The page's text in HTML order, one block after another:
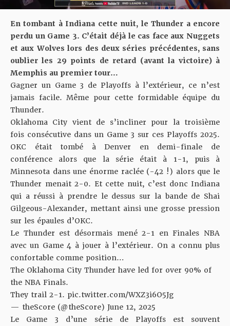
En tombant à Indiana cette nuit, le Thunder a encore
perdu un Game 3. C’était déjà le cas face aux Nuggets
et aux Wolves lors des deux séries précédentes, sans
oublier les 29 points de retard (avant la victoire) à
Memphis au premier tour…
Gagner un Game 3 de Playoffs à l’extérieur, ce n’est
jamais facile. Même pour cette formidable équipe du
Thunder.
Oklahoma City vient de s’incliner pour la troisième
fois consécutive dans un Game 3 sur ces Playoffs 2025.
OKC était tombé à Denver en demi-finale de
conférence alors que la série était à 1-1, puis à
Minnesota dans une énorme raclée (-42 !) alors que le
Thunder menait 2-0. Et cette nuit, c’est donc Indiana
qui a réussi à prendre le dessus sur la bande de Shai
Gilgeous-Alexander, mettant ainsi une grosse pression
sur les épaules d’OKC.
Le Thunder est désormais mené 2-1 en Finales NBA
avec un Game 4 à jouer à l’extérieur. On a connu plus
confortable comme position…
The Oklahoma City Thunder have led for over 90% of
the NBA Finals.
They trail 2-1. pic.twitter.com/WXZ3i6O5Jg
— theScore (@theScore) June 12, 2025
Le Game 3 d’une série de Playoffs est souvent